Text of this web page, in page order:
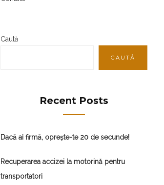
Caută
CAUTĂ
Recent Posts
Dacă ai firmă, oprește-te 20 de secunde!
Recuperarea accizei la motorină pentru
transportatori